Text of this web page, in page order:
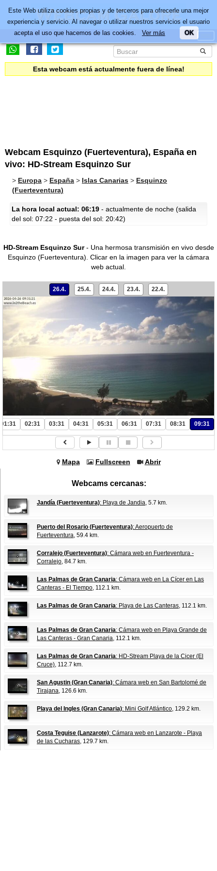
Esta webcam está actualmente fuera de línea!
Webcam Esquinzo (Fuerteventura), España en
vivo: HD-Stream Esquinzo Sur
> Europa > España > Islas Canarias > Esquinzo
(Fuerteventura)
La hora local actual: 06:19 - actualmente de noche (salida
del sol: 07:22 - puesta del sol: 20:42)
HD-Stream Esquinzo Sur- Una hermosa transmisión en vivo desde
Esquinzo (Fuerteventura). Clicar en la imagen para ver la cámara
web actual.
26.4. 25.4. 24.4. 23.4. 22.4.
01:31 02:31 03:31 04:31 05:31 06:31 07:31 08:31 09:31
Mapa Fullscreen Abrir
Webcams cercanas:
Jandía (Fuerteventura): Playa de Jandia, 5.7 km.
Puerto del Rosario (Fuerteventura): Aeropuerto de
Fuerteventura, 59.4 km.
Corralejo (Fuerteventura): Cámara web en Fuerteventura -
Corralejo, 84.7 km.
Las Palmas de Gran Canaria: Cámara web en La Cícer en Las
Canteras - El Tiempo, 112.1 km.
Las Palmas de Gran Canaria: Playa de Las Canteras, 112.1 km.
Las Palmas de Gran Canaria: Cámara web en Playa Grande de
Las Canteras - Gran Canaria, 112.1 km.
Las Palmas de Gran Canaria: HD-Stream Playa de la Cicer (El
Cruce), 112.7 km.
San Agustin (Gran Canaria): Cámara web en San Bartolomé de
Tirajana, 126.6 km.
Playa del Ingles (Gran Canaria): Mini Golf Atlántico, 129.2 km.
Costa Teguise (Lanzarote): Cámara web en Lanzarote - Playa
de las Cucharas, 129.7 km.
Este Web utiliza cookies propias y de terceros para ofrecerle una mejor
experiencia y servicio. Al navegar o utilizar nuestros servicios el usuario
acepta el uso que hacemos de las cookies. Ver más OK